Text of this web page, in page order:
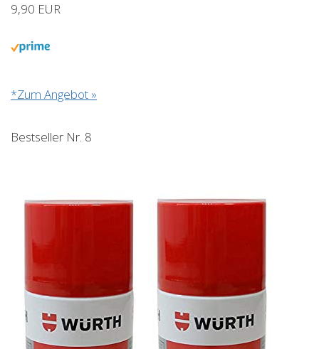
9,90 EUR
*Zum Angebot »
Bestseller Nr. 8